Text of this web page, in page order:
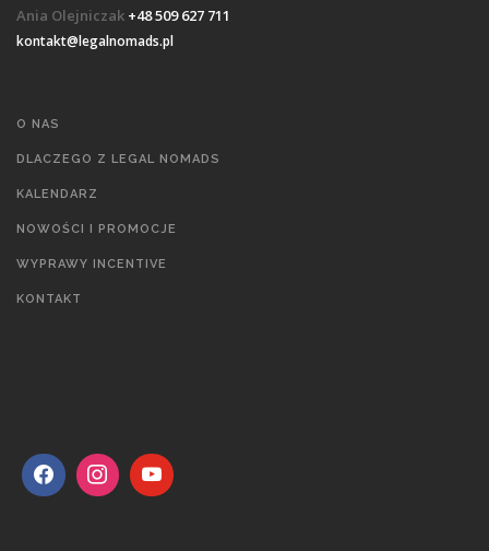
Ania Olejniczak +48 509 627 711
kontakt@legalnomads.pl
O NAS
DLACZEGO Z LEGAL NOMADS
KALENDARZ
NOWOŚCI I PROMOCJE
WYPRAWY INCENTIVE
KONTAKT